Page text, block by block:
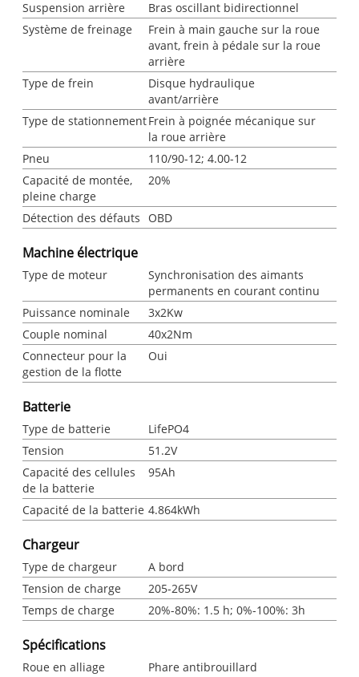
Suspension arrière
Bras oscillant bidirectionnel
Système de freinage
Frein à main gauche sur la roue
avant, frein à pédale sur la roue
arrière
Type de frein
Disque hydraulique
avant/arrière
Type de stationnementFrein à poignée mécanique sur
la roue arrière
Pneu
110/90-12; 4.00-12
Capacité de montée,
pleine charge
20%
Détection des défauts OBD
Machine électrique
Type de moteur
Synchronisation des aimants
permanents en courant continu
Puissance nominale
3x2Kw
Couple nominal
40x2Nm
Connecteur pour la
gestion de la flotte
Oui
Batterie
Type de batterie
LifePO4
Tension
51.2V
Capacité des cellules
de la batterie
95Ah
Capacité de la batterie 4.864kWh
Chargeur
Type de chargeur
A bord
Tension de charge
205-265V
Temps de charge
20%-80%: 1.5 h; 0%-100%: 3h
Spécifications
Roue en alliage
Phare antibrouillard